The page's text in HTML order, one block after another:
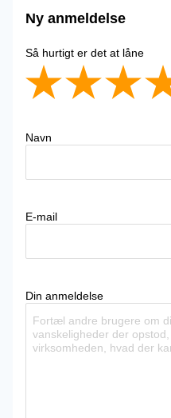
Ny anmeldelse
Så hurtigt er det at låne
Navn
E-mail
Din anmeldelse